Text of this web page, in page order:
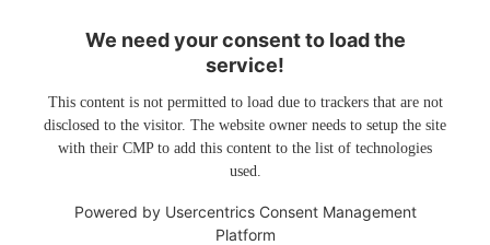
We need your consent to load the
service!
This content is not permitted to load due to trackers that are not
disclosed to the visitor. The website owner needs to setup the site
with their CMP to add this content to the list of technologies
used.
Powered by Usercentrics Consent Management
Platform